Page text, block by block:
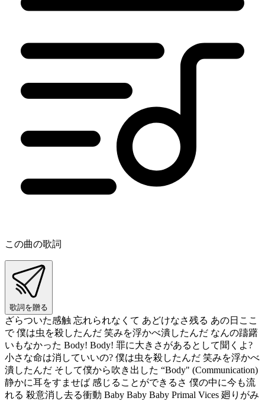
この曲の歌詞
歌詞を贈る
ざらついた感触 忘れられなくて あどけなさ残る あの日ここ
で 僕は虫を殺したんだ 笑みを浮かべ潰したんだ なんの躊躇
いもなかった Body! Body! 罪に大きさがあるとして聞くよ?
小さな命は消していいの? 僕は虫を殺したんだ 笑みを浮かべ
潰したんだ そして僕から吹き出した “Body" (Communication)
静かに耳をすませば 感じることができるさ 僕の中に今も流
れる 殺意消し去る衝動 Baby Baby Baby Primal Vices 廻りがみ